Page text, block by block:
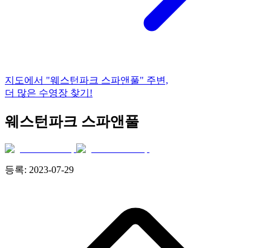
지도에서 "웨스턴파크 스파앤풀" 주변,
더 많은 수영장 찾기!
웨스턴파크 스파앤풀
등록: 2023-07-29